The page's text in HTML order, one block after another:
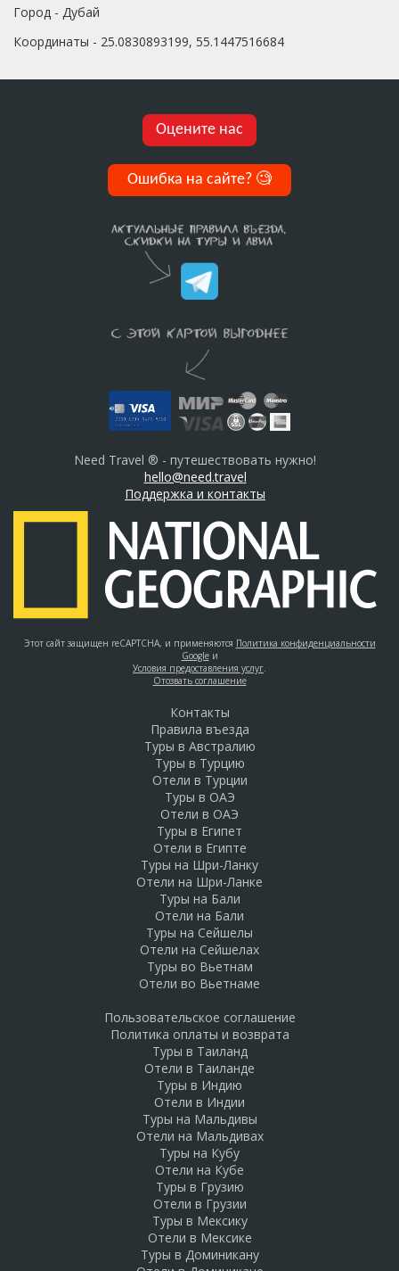
Город - Дубай
Координаты - 25.0830893199, 55.1447516684
Оцените нас
Ошибка на сайте? 🧐
Need Travel ® - путешествовать нужно!
hello@need.travel
Поддержка и контакты
Этот сайт защищен reCAPTCHA, и применяются Политика конфиденциальности
Googleи
Условия предоставления услуг.
Отозвать соглашение
Контакты
Правила въезда
Туры в Австралию
Туры в Турцию
Отели в Турции
Туры в ОАЭ
Отели в ОАЭ
Туры в Египет
Отели в Египте
Туры на Шри-Ланку
Отели на Шри-Ланке
Туры на Бали
Отели на Бали
Туры на Сейшелы
Отели на Сейшелах
Туры во Вьетнам
Отели во Вьетнаме
Пользовательское соглашение
Политика оплаты и возврата
Туры в Таиланд
Отели в Таиланде
Туры в Индию
Отели в Индии
Туры на Мальдивы
Отели на Мальдивах
Туры на Кубу
Отели на Кубе
Туры в Грузию
Отели в Грузии
Туры в Мексику
Отели в Мексике
Туры в Доминикану